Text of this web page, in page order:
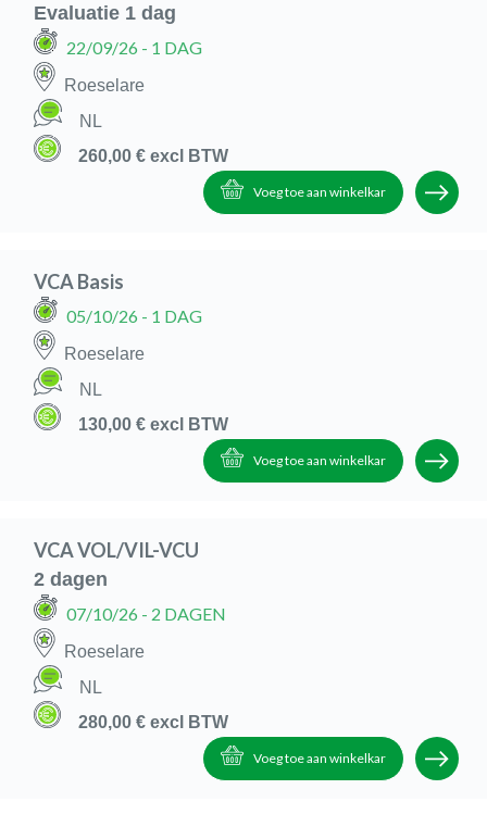
Evaluatie 1 dag
22/09/26 - 1 DAG
Roeselare
NL
260,00 € excl BTW
Voeg toe aan winkelkar
VCA Basis
05/10/26 - 1 DAG
Roeselare
NL
130,00 € excl BTW
Voeg toe aan winkelkar
VCA VOL/VIL-VCU
2 dagen
07/10/26 - 2 DAGEN
Roeselare
NL
280,00 € excl BTW
Voeg toe aan winkelkar